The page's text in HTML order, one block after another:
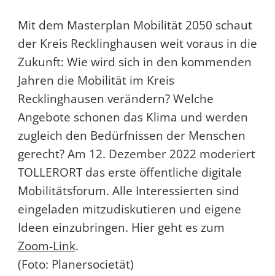
Mit dem Masterplan Mobilität 2050 schaut
der Kreis Recklinghausen weit voraus in die
Zukunft: Wie wird sich in den kommenden
Jahren die Mobilität im Kreis
Recklinghausen verändern? Welche
Angebote schonen das Klima und werden
zugleich den Bedürfnissen der Menschen
gerecht? Am 12. Dezember 2022 moderiert
TOLLERORT das erste öffentliche digitale
Mobilitätsforum. Alle Interessierten sind
eingeladen mitzudiskutieren und eigene
Ideen einzubringen. Hier geht es zum
Zoom-Link.
(Foto: Planersocietät)